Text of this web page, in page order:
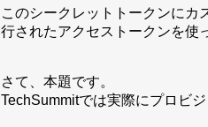
このシークレットトークンにカ
行されたアクセストークンを使
さて、本題です。
TechSummitでは実際にプロビ